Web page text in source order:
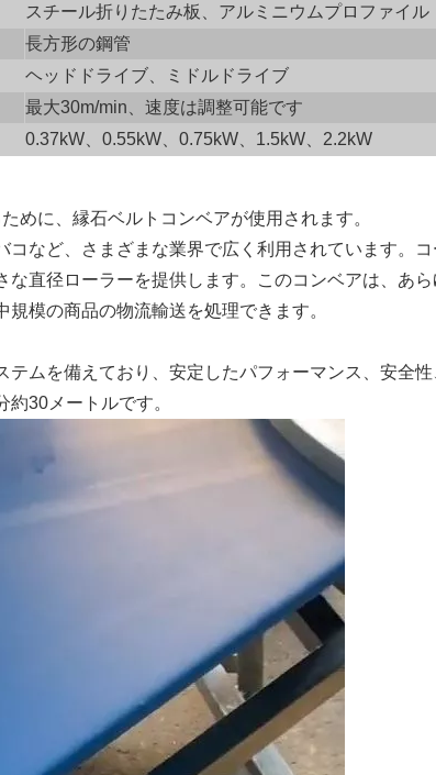
スチール折りたたみ板、アルミニウムプロファイル
長方形の鋼管
ヘッドドライブ、ミドルドライブ
最大30m/min、速度は調整可能です
0.37kW、0.55kW、0.75kW、1.5kW、2.2kW
めに、縁石ベルトコンベアが使用されます。
など、さまざまな業界で広く利用されています。コ
直径ローラーを提供します。このコンベアは、あ
模の商品の物流輸送を処理できます。
ムを備えており、安定したパフォーマンス、安全
30メートルです。